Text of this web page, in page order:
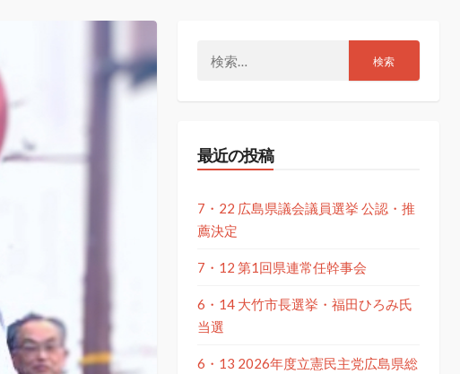
最近の投稿
7・22 広島県議会議員選挙 公認・推
薦決定
7・12 第1回県連常任幹事会
6・14 大竹市長選挙・福田ひろみ氏
当選
6・13 2026年度立憲民主党広島県総